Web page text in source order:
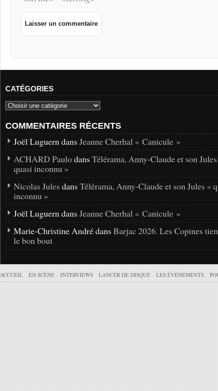
CATÉGORIES
COMMENTAIRES RÉCENTS
Joël Luguern dans Jeanne Cherhal « Canicule »
ACHARD Paulodans Télérama, Anny-Claude et son
quasi inconnu »
Nicolas Jules dans Télérama, Anny-Claude et son Jules «
inconnu »
Joël Luguern dans Jeanne Cherhal « Canicule »
Marie-Christine André dans Barjac 2026. Les Copines
le bon bout
ACCUEIL EN SCÈNE INTERVIEWS LANCER DE DISQUE LES ÉVÉNEMENTS